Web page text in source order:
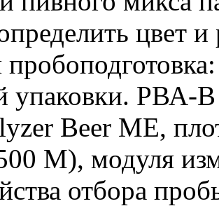
цвет
упаковки. РВА-
Beer ME,
M), модуля
отбора